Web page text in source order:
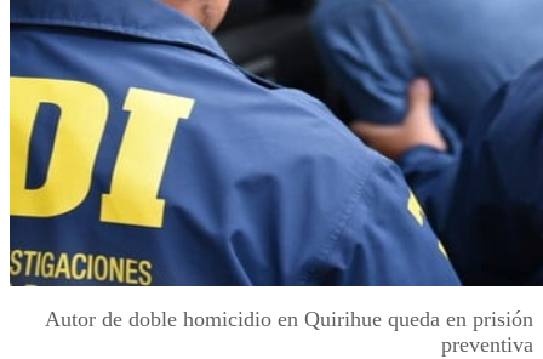
Autor de doble homicidio en Quirihue queda en prisión
preventiva